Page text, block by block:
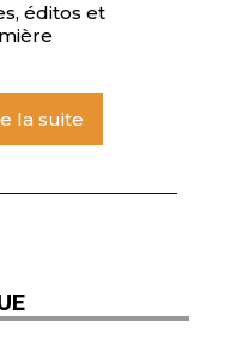
éditos et
la suite